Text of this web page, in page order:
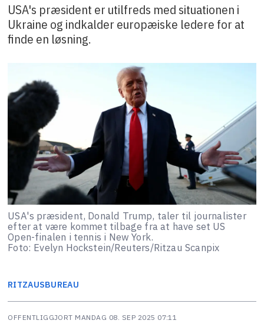
USA's præsident er utilfreds med situationen i
Ukraine og indkalder europæiske ledere for at
finde en løsning.
USA's præsident, Donald Trump, taler til journalister
efter at være kommet tilbage fra at have set US
Open-finalen i tennis i New York.
Foto: Evelyn Hockstein/Reuters/Ritzau Scanpix
RITZAUSBUREAU
OFFENTLIGGJORT MANDAG 08. SEP 2025 07:11